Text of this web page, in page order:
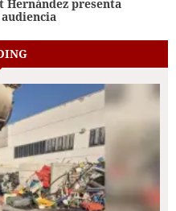
Hernández presenta